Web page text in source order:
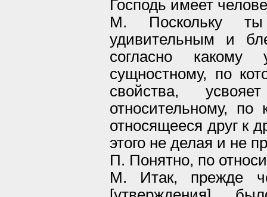
Господь имеет
М. Поскольку
удивительным и
согласно какому
сущностному, по
свойства,
относительному,
относящееся друг к
этого не делая и не
П. Понятно, по
М. Итак, прежде